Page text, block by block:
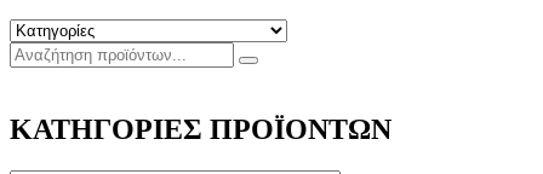
ΚΑΤΗΓΟΡΙΕΣ ΠΡΟΪΟΝΤΩΝ